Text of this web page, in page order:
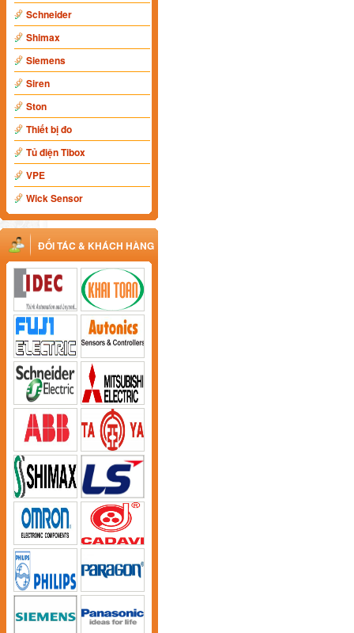
Schneider
Shimax
Siemens
Siren
Ston
Thiết bị đo
Tủ điện Tibox
VPE
Wick Sensor
ĐỐI TÁC & KHÁCH HÀNG